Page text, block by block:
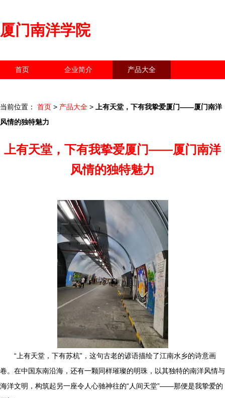
厦门南洋学院
首页 企业简介 产品大全
当前位置： 首页 > 产品大全 >
上有天堂，下有我挚爱厦门——厦门南洋
风情的独特魅力
上有天堂，下有我挚爱厦门——厦门南洋
风情的独特魅力
“上有天堂，下有苏杭”，这句古老的谚语描绘了江南水乡的诗意画
卷。在中国东南沿海，还有一颗同样璀璨的明珠，以其独特的南洋风情与
海洋文明，构筑起另一座令人心驰神往的“人间天堂”——那便是我挚爱的